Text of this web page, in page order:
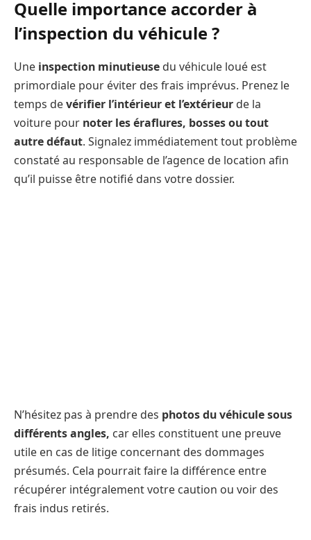
Quelle importance accorder à
l’inspection du véhicule ?
Une inspection minutieuse du véhicule loué est
primordiale pour éviter des frais imprévus. Prenez le
temps devérifier l’intérieur et l’extérieur de la
voiture pour noter les éraflures, bosses ou tout
autre défaut. Signalez immédiatement tout problème
constaté au responsable de l’agence de location afin
qu’il puisse être notifié dans votre dossier.
N’hésitez pas à prendre des photos du véhicule sous
différents angles, car elles constituent une preuve
utile en cas de litige concernant des dommages
présumés. Cela pourrait faire la différence entre
récupérer intégralement votre caution ou voir des
frais indus retirés.